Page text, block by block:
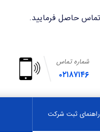
شماره تماس
۰۲۱۸۷۱۴۶
راهنمای ثبت شرکت